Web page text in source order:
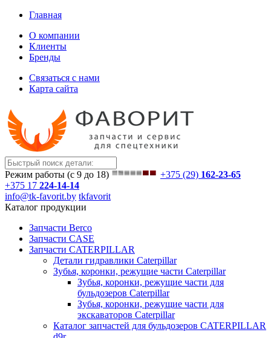
Главная
О компании
Клиенты
Бренды
Связаться с нами
Карта сайта
Режим работы (с 9 до 18) +375 (29) 162-23-65
+375 17 224-14-14
info@tk-favorit.by tkfavorit
Каталог продукции
Запчасти Berco
Запчасти CASE
Запчасти CATERPILLAR
Детали гидравлики Caterpillar
Зубья, коронки, режущие части Caterpillar
Зубья, коронки, режущие части для
бульдозеров Caterpillar
Зубья, коронки, режущие части для
экскаваторов Caterpillar
Каталог запчастей для бульдозеров CATERPILLAR